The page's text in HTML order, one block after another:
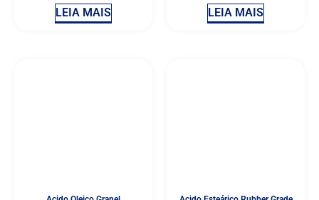
LEIA MAIS LEIA MAIS